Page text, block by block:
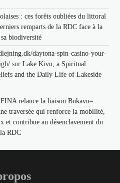
: ces forêts oubliées du littoral
remparts de la RDC face à la
biodiversité
daytona-spin-casino-your-
surLake Kivu, a Spiritual
and the Daily Life of Lakeside
relance la liaison Bukavu–
traversée qui renforce la mobilité,
et contribue au désenclavement du
RDC